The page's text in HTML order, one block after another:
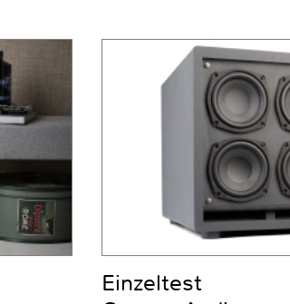
Einzeltest